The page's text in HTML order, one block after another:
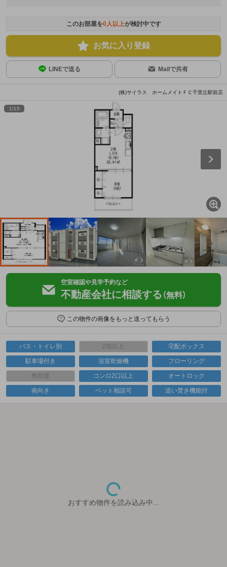
このお部屋を0人以上が検討中です
お気に入り登録
LINEで送る Mailで共有
(株)サイラス ホームメイトＦＣ千里丘駅前店
1/15
空室確認や見学予約など
不動産会社に相談する （無料）
この物件の画像をもっと送ってもらう
バス・トイレ別 2階以上 宅配ボックス
駐車場付き 浴室乾燥機 フローリング
角部屋 コンロ2口以上 オートロック
南向き ペット相談可 追い焚き機能付
おすすめ物件を読み込み中...